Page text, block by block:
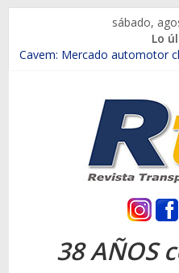
contenido
sábado,
Lo
Chile es el primer mercado
Salfa suma vehículos
Samex amplía su red con
SINOTRUK Pick-ups
la Expo Compras Públicas
Revista
38 AÑOS